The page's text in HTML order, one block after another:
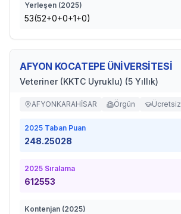
Yerleşen (2025)
53(52+0+0+1+0)
AFYON KOCATEPE ÜNİVERSİTESİ
Veteriner (KKTC Uyruklu) (5 Yıllık)
AFYONKARAHİSAR Örgün Ücretsiz
2025 Taban Puan
248.25028
2025 Sıralama
612553
Kontenjan (2025)